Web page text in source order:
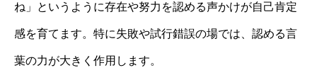
ね」というように存在や努力を認める声かけが自己肯定
感を育てます。特に失敗や試行錯誤の場では、認める言
葉の力が大きく作用します。